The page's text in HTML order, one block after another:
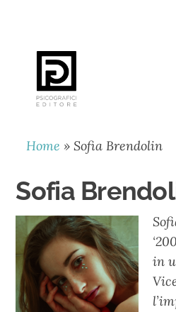
PSICOGRAFICI
EDITORE
Home »Sofia Brendolin
Sofia
in